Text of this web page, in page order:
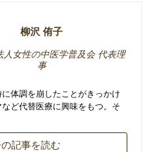
柳沢 侑子
人女性の中医学普及会 代表理
事
体調を崩したことがきっかけ
ど代替医療に興味をもつ。そ
記事を読む